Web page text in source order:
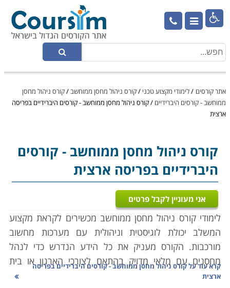

אתר קורסים /לימודי מקצוע טכני /קורס ניהול מחסן ממוחשב/קורס ניהול מחסן
ממוחשב - קורסים היברידיים /קורס ניהול מחסן ממוחשב - קורסים היברידיים בפריסה
ארצית
קורס ניהול מחסן ממוחשב - קורסים
היברידיים בפריסה ארצית
אני מעוניין לקבל פרטים
לימודי קורס ניהול מחסן ממוחשב מכשירים לקראת מקצוע
המשלב יכולת לוגיסטית וניהולית עם מערכות מחשוב
מורכבות. הקורס מעניק את כל הידע הנדרש כדי לנהל
מחסנים עם מלאי מדויק בהתאם לצורכי הארגון או בית
העסק, סחר יבוא ויצוא, מעקב אחר סחורות נכנסות ויוצאות
קרא עוד עלקורס ניהול מחסן ממוחשב - קורסים היברידיים בפריסה
ארצית